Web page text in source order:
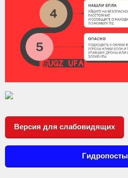
Версия для слабовидящих
Гидропосты